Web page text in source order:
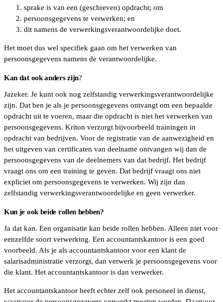
sprake is van een (geschreven) opdracht; om
persoonsgegevens te verwerken; en
dit namens de verwerkingsverantwoordelijke doet.
Het moet dus wel specifiek gaan om het verwerken van
persoonsgegevens namens de verantwoordelijke.
Kan dat ook anders zijn?
Jazeker. Je kunt ook nog zelfstandig verwerkingsverantwoordelijke
zijn. Dat ben je als je persoonsgegevens ontvangt om een bepaalde
opdracht uit te voeren, maar die opdracht is niet het verwerken van
persoonsgegevens. Kriton verzorgt bijvoorbeeld trainingen in
opdracht van bedrijven. Voor de registratie van de aanwezigheid en
het uitgeven van certificaten van deelname ontvangen wij dan de
persoonsgegevens van de deelnemers van dat bedrijf. Het bedrijf
vraagt ons om een training te geven. Dat bedrijf vraagt ons niet
expliciet om persoonsgegevens te verwerken. Wij zijn dan
zelfstandig verwerkingsverantwoordelijke en geen verwerker.
Kun je ook beide rollen hebben?
Ja dat kan. Een organisatie kan beide rollen hebben. Alleen niet voor
eenzelfde soort verwerking. Een accountantskantoor is een goed
voorbeeld. Als je als accountantskantoor voor een klant de
salarisadministratie verzorgt, dan verwerk je persoonsgegevens voor
die klant. Het accountantskantoor is dan verwerker.
Het accountantskantoor heeft echter zelf ook personeel in dienst,